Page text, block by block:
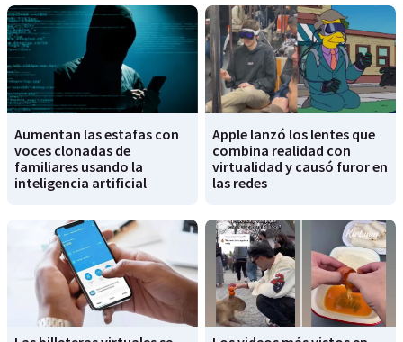
Aumentan las estafas con
voces clonadas de
familiares usando la
inteligencia artificial
Apple lanzó los lentes que
combina realidad con
virtualidad y causó furor en
las redes